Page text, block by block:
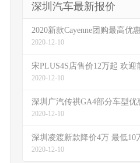
深圳汽车最新报价
2020新款Cayenne团购最高优
2020-12-10
宋PLUS4S店售价12万起 欢迎
2020-12-10
深圳广汽传祺GA4部分车型优
2020-12-10
深圳凌渡新款降价4万 最低10
2020-12-10